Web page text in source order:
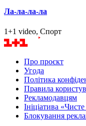
Ла-ла-ла-ла
1+1 video, Спорт
Про проєкт
Угода
Політика
Правила
Рекламодавцям
Ініціатива
Блокування